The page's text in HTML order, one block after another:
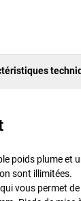
poids plume et
sont illimitées.
vous permet